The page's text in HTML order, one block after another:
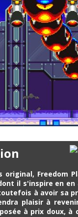
original, Freedom
il s'inspire en
à avoir sa
plaisir à
à prix doux,